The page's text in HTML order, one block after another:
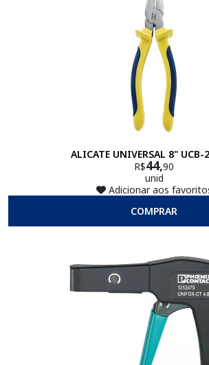
ALICATE UNIVERSAL 8" UCB-
R$44,90
unid
Adicionar aos
COMPRAR